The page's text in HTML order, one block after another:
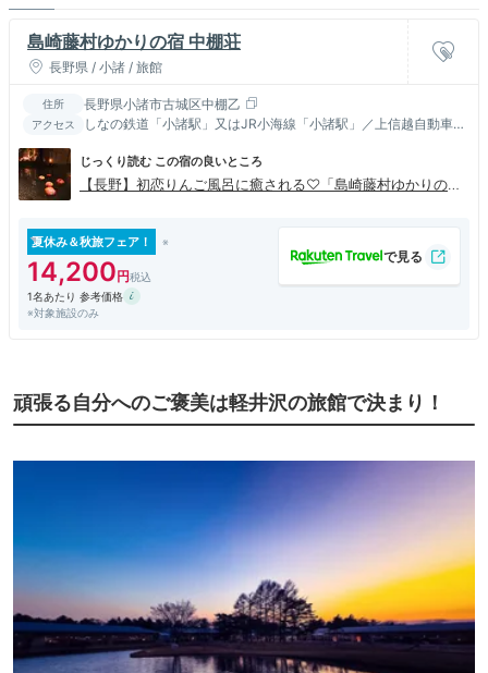
島崎藤村ゆかりの宿 中棚荘
長野県 / 小諸 / 旅館
住所 長野県小諸市古城区中棚乙
アクセス
しなの鉄道「小諸駅」又はJR小海線「小諸駅」／上信越自動車
じっくり読む この宿の良いところ
【長野】初恋りんご風呂に癒される♡「島崎藤村ゆかりの宿
夏休み＆秋旅フェア！
14,200
1名あたり 参考価格
※対象施設のみ
頑張る自分へのご褒美は軽井沢の旅館で決まり！